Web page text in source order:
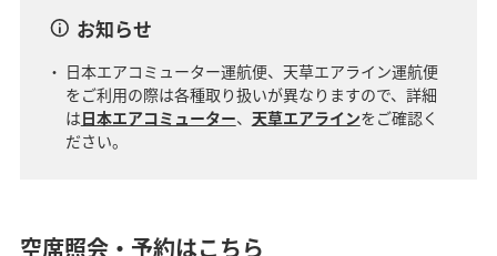
お知らせ
日本エアコミューター運航便、天草エアライン運航便
をご利用の際は各種取り扱いが異なりますので、詳細
は日本エアコミューター、 天草エアラインをご確認く
ださい。
空席照会・予約はこちら